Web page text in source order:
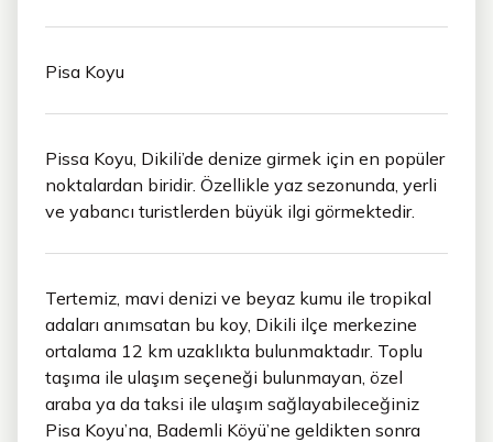
Pisa Koyu
Pissa Koyu, Dikili’de denize girmek için en popüler
noktalardan biridir. Özellikle yaz sezonunda, yerli
ve yabancı turistlerden büyük ilgi görmektedir.
Tertemiz, mavi denizi ve beyaz kumu ile tropikal
adaları anımsatan bu koy, Dikili ilçe merkezine
ortalama 12 km uzaklıkta bulunmaktadır. Toplu
taşıma ile ulaşım seçeneği bulunmayan, özel
araba ya da taksi ile ulaşım sağlayabileceğiniz
Pisa Koyu’na, Bademli Köyü’ne geldikten sonra